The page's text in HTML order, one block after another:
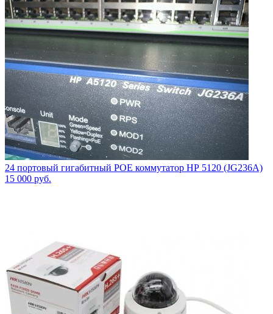
24 портовый гигабитный POE коммутатор HР 5120 (JG236A)
15 000 руб.